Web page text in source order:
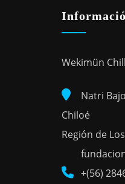
Wekimün
Natri
Chiloé
Región de
+(56)